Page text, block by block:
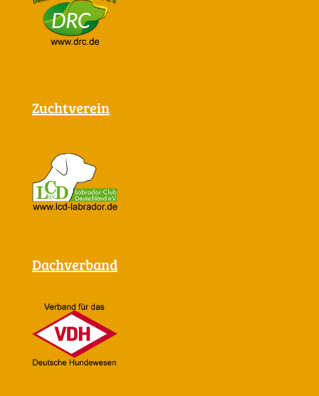
Zuchtverein
Dachverband